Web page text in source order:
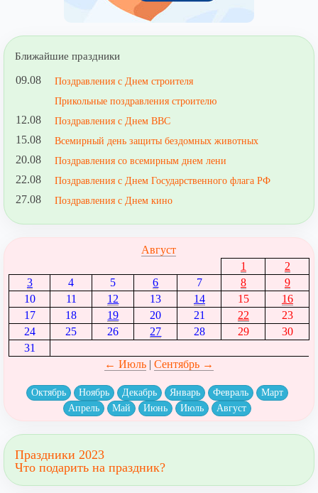
Ближайшие праздники
09.08
Поздравления с Днем строителя
Прикольные поздравления строителю
12.08 Поздравления с Днем ВВС
15.08 Всемирный день защиты бездомных животных
20.08 Поздравления со всемирным днем лени
22.08 Поздравления с Днем Государственного флага РФ
27.08 Поздравления с Днем кино
Август
1
2
3
4 5 6 7 8
9
10
11 12 13 14 15
16
17
18 19 20 21 22
23
24
25 26 27 28 29
30
31
← Июль| Сентябрь →
Октябрь Ноябрь Декабрь Январь Февраль
Март
Апрель
Май Июнь Июль Август
Праздники 2023
Что подарить на праздник?